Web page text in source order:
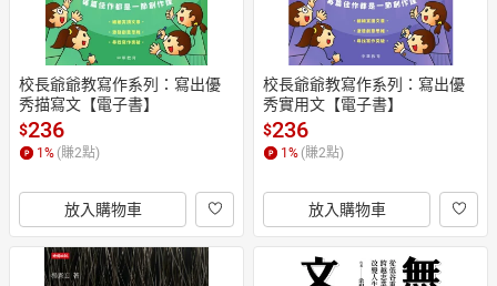
校長爺爺教寫作系列：寫出優
秀描寫文【電子書】
$236
1 % (賺2點)
放入購物車
校長爺爺教寫作系列：寫出優
秀實用文【電子書】
$236
1 % (賺2點)
放入購物車